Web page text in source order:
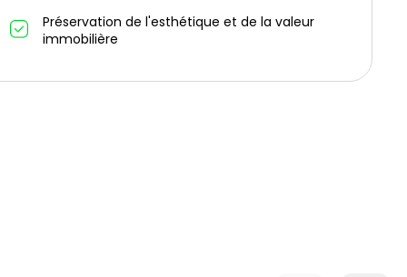
Préservation de l'esthétique et de la valeur
immobilière